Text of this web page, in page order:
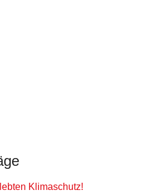
Klimaschutz!